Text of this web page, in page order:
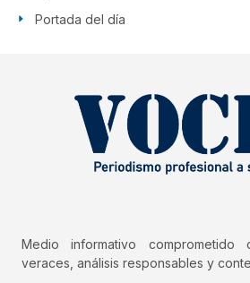
Portada del día
Medio informativo comprometido
veraces, análisis responsables y